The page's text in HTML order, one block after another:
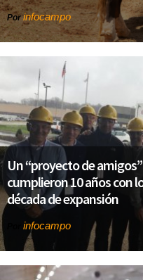
Porinfocampo
Un “proyecto de
cumplieron 10 años con
década de expansión
infocampo